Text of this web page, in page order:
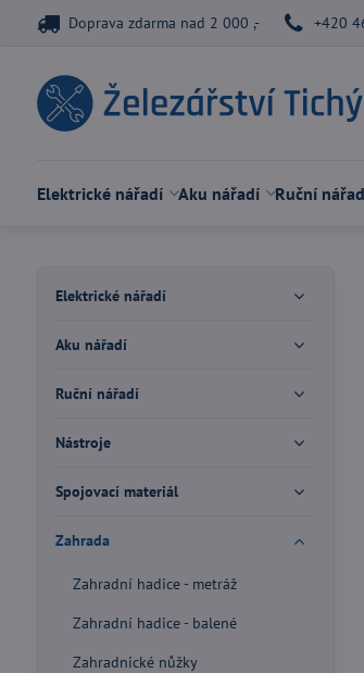
Doprava zdarma nad 2 000 ,- +420
Elektrické nářadí Aku nářadí Ruční
Elektrické nářadí
Aku nářadí
Ruční nářadí
Nástroje
Spojovací materiál
Zahrada
Zahradní hadice - metráž
Zahradní hadice - balené
Zahradnické nůžky